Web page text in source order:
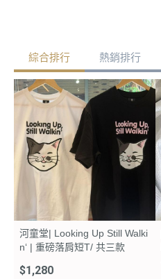
綜合排行 熱銷排行
河童堂| Looking Up Still Walki
n‘ | 重磅落肩短T/ 共三款
$1,280